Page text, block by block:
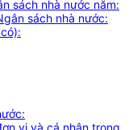
sách nhà nước năm:
sách nhà nước:
vị và cá nhân trong